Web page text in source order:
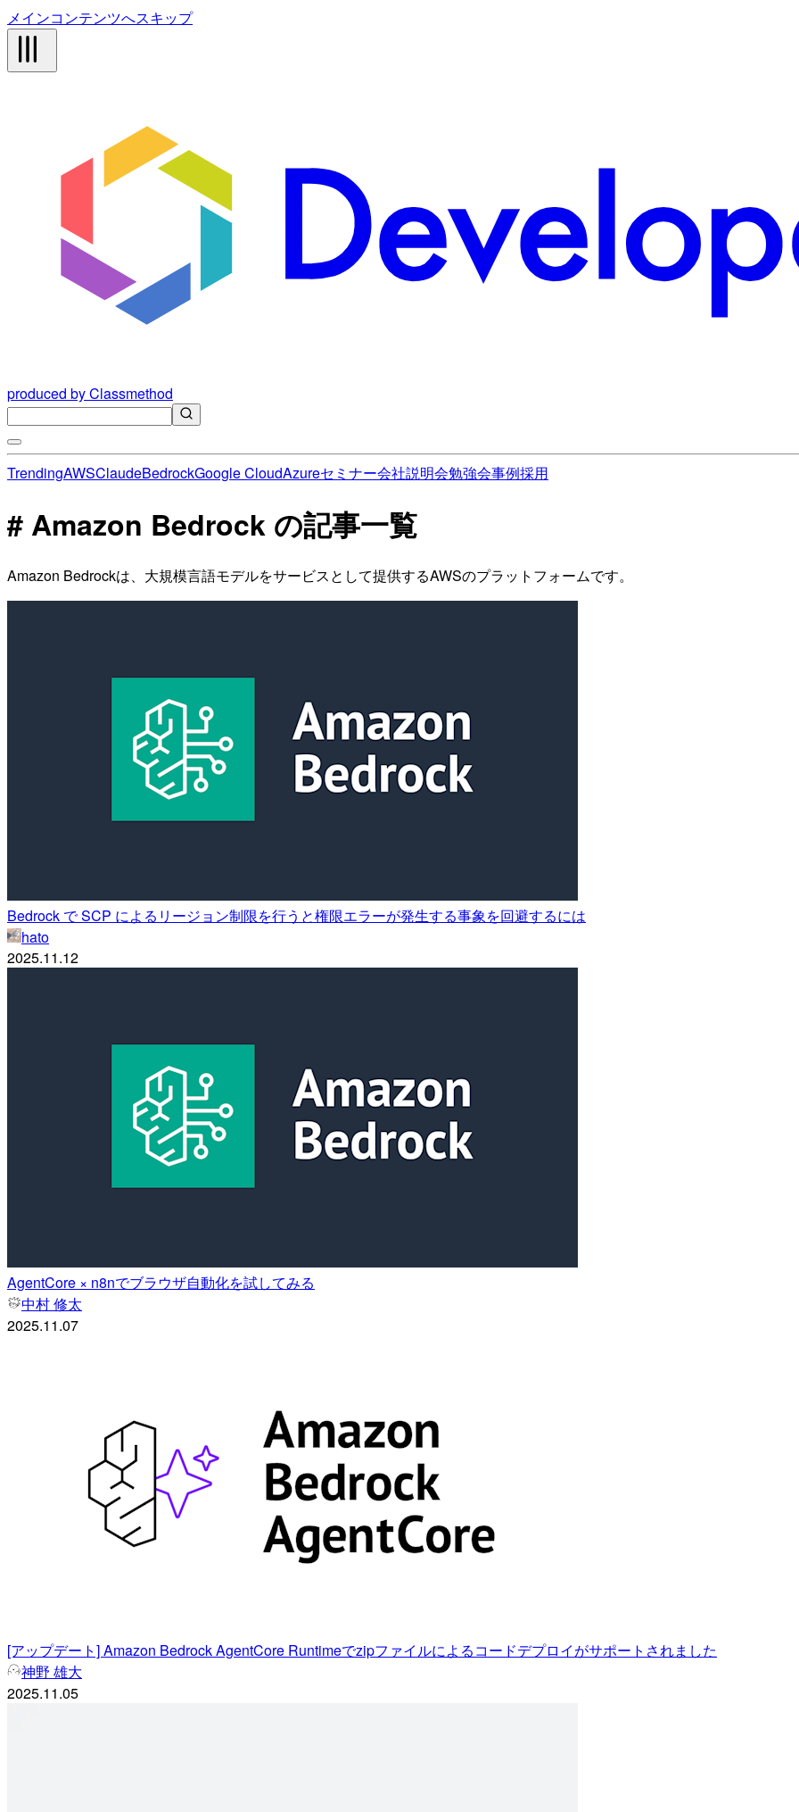
メインコンテンツへスキップ
produced by Classmethod
TrendingAWSClaudeBedrockGoogle CloudAzureセミナー会社説明会勉強会事例採用
# Amazon Bedrock の記事一覧
Amazon Bedrockは、大規模言語モデルをサービスとして提供するAWSのプラットフォームです。
Bedrock で SCP によるリージョン制限を行うと権限エラーが発生する事象を回避するには
hato
2025.11.12
AgentCore × n8nでブラウザ自動化を試してみる
中村 修太
2025.11.07
[アップデート] Amazon Bedrock AgentCore Runtimeでzipファイルによるコードデプロイがサポートされました
神野 雄大
2025.11.05